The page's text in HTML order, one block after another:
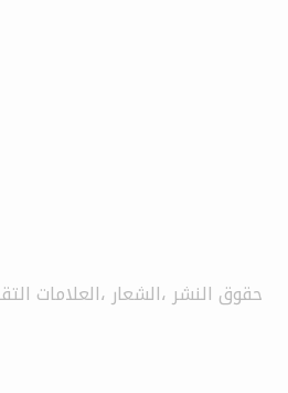
حقوق النشر ،الشعار ،العلامات